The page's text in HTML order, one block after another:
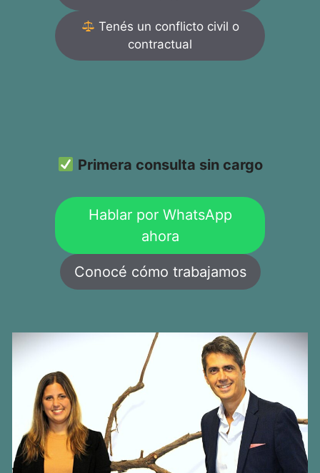
Tenés un conflicto civil o
contractual
Primera consulta sin cargo
Hablar por WhatsApp
ahora
Conocé cómo trabajamos